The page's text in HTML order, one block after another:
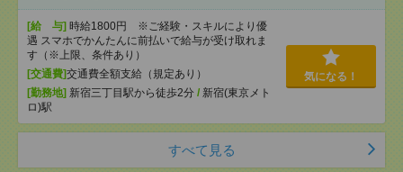
[給 与] 時給1800円 ※ご経験・スキルにより優
遇 スマホでかんたんに前払いで給与が受け取れま
す（※上限、条件あり）
[交通費]交通費全額支給（規定あり）
[勤務地] 新宿三丁目駅から徒歩2分 / 新宿(東京メト
ロ)駅
気になる！
すべて見る